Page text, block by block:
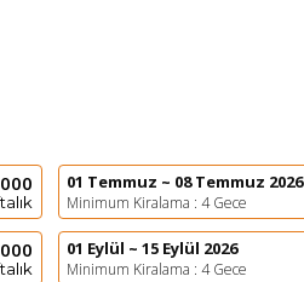
01 Temmuz ~ 08 Temmuz 2026
Minimum Kiralama : 4 Gece
01 Eylül ~ 15 Eylül 2026
Minimum Kiralama : 4 Gece